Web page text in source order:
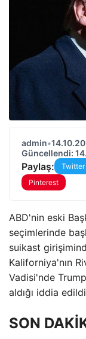
admin•
Güncellendi:
Paylaş: Twitter
Pinterest
ABD'nin eski
seçimlerinde
suikast
Kaliforniya'nın
Vadisi'nde
aldığı iddia
SON